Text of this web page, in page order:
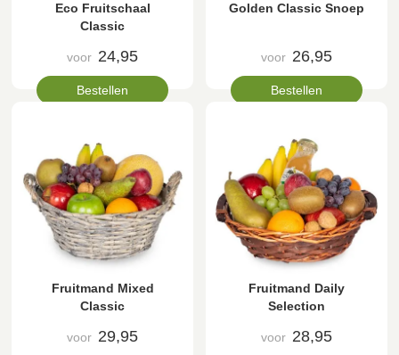
Eco Fruitschaal
Classic
voor 24,95
Bestellen
Golden Classic Snoep
voor 26,95
Bestellen
Fruitmand Mixed
Classic
voor 29,95
Fruitmand Daily
Selection
voor 28,95